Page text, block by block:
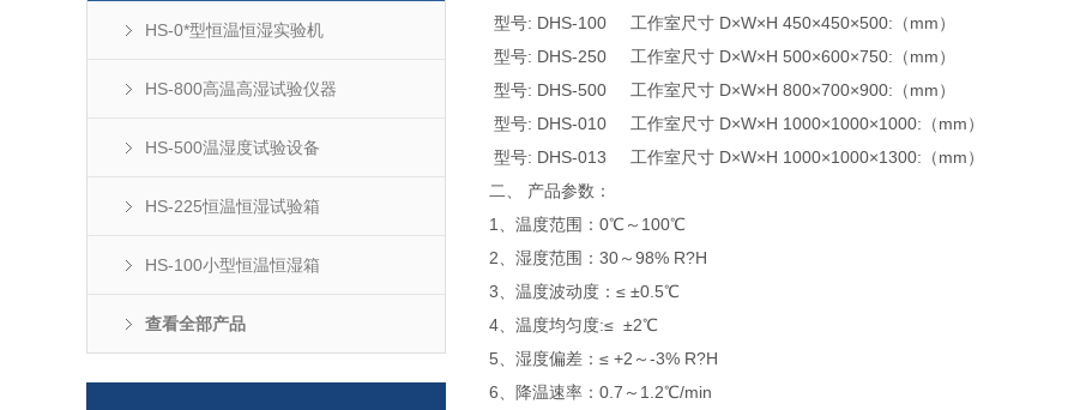
HS-0*型恒温恒湿实验机
HS-800高温高湿试验仪器
HS-500温湿度试验设备
HS-225恒温恒湿试验箱
HS-100小型恒温恒湿箱
查看全部产品
型号: DHS-100 工作室尺寸 D×W×H 450×450×500:（mm）
型号: DHS-250 工作室尺寸 D×W×H 500×600×750:（mm）
型号: DHS-500 工作室尺寸 D×W×H 800×700×900:（mm）
型号: DHS-010 工作室尺寸 D×W×H 1000×1000×1000:（mm）
型号: DHS-013 工作室尺寸 D×W×H 1000×1000×1300:（mm）
二、 产品参数：
1、温度范围：0℃～100℃
2、湿度范围：30～98% R?H
3、温度波动度：≤ ±0.5℃
4、温度均匀度:≤ ±2℃
5、湿度偏差：≤ +2～-3% R?H
6、降温速率：0.7～1.2℃/min